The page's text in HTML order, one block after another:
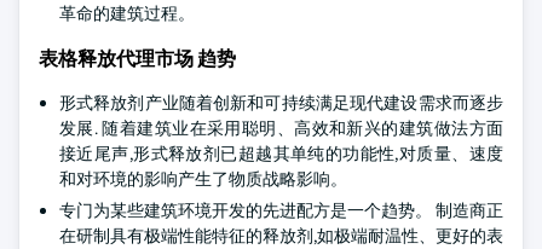
革命的建筑过程。
表格释放代理市场 趋势
形式释放剂产业随着创新和可持续满足现代建设需求而逐步
发展. 随着建筑业在采用聪明、高效和新兴的建筑做法方面
接近尾声,形式释放剂已超越其单纯的功能性,对质量、速度
和对环境的影响产生了物质战略影响。
专门为某些建筑环境开发的先进配方是一个趋势。 制造商正
在研制具有极端性能特征的释放剂,如极端耐温性、更好的表